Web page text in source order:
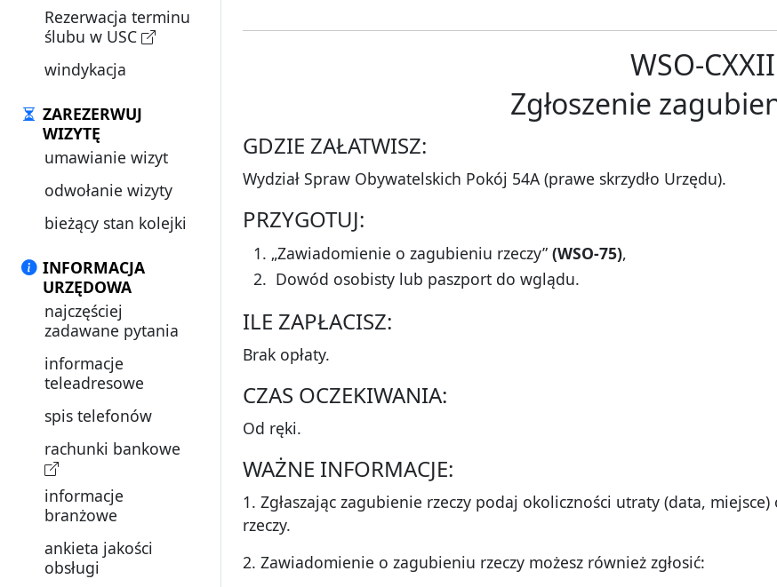
Rezerwacja terminu
ślubu w USC
windykacja
ZAREZERWUJ
WIZYTĘ
umawianie wizyt
odwołanie wizyty
bieżący stan kolejki
INFORMACJA
URZĘDOWA
najczęściej
zadawane pytania
informacje
teleadresowe
spis telefonów
rachunki bankowe
informacje
branżowe
ankieta jakości
obsługi
WSO-CXXII
Zgłoszenie
GDZIE ZAŁATWISZ:
Wydział Spraw Obywatelskich Pokój 54A (prawe skrzydło Urzędu).
PRZYGOTUJ:
„Zawiadomienie o zagubieniu rzeczy” (WSO-75),
Dowód osobisty lub paszport do wglądu.
ILE ZAPŁACISZ:
Brak opłaty.
CZAS OCZEKIWANIA:
Od ręki.
WAŻNE INFORMACJE:
1. Zgłaszając zagubienie rzeczy podaj okoliczności utraty (data,
rzeczy.
2. Zawiadomienie o zagubieniu rzeczy możesz również zgłosić: